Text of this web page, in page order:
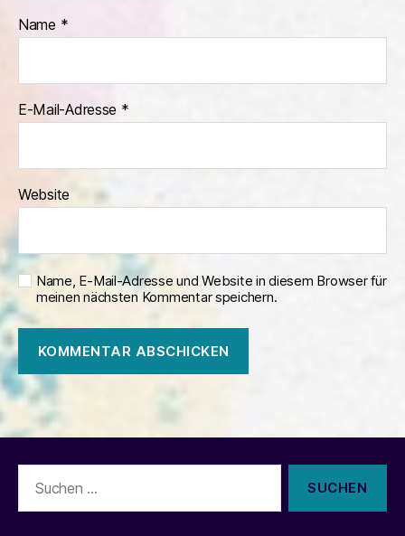
Name *
E-Mail-Adresse *
Website
Name, E-Mail-Adresse und Website in diesem Browser für
meinen nächsten Kommentar speichern.
nach: